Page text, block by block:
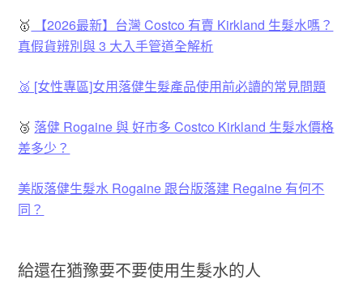
🥇
【2026最新】台灣 Costco 有賣 Kirkland 生髮水嗎？
真假貨辨別與 3 大入手管道全解析
🥈 [女性專區]女用落健生髮產品使用前必讀的常見問題
🥉 落健 Rogaine 與 好市多 Costco Kirkland 生髮水價格
差多少？
美版落健生髮水 Rogaine 跟台版落建 Regaine 有何不
同？
給還在猶豫要不要使用生髮水的人